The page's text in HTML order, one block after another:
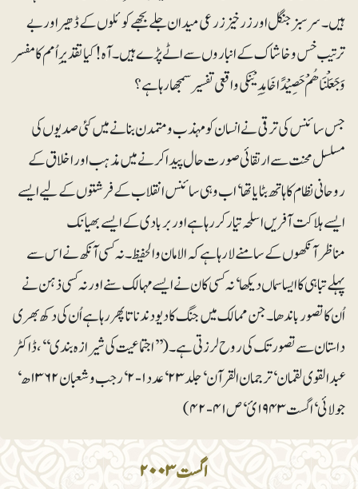
اگست ۲۰۰۳
ہیں۔ سرسبز جنگل اور زرخیززرعی میدان جلے بجھے کوئلوں کے ڈھیر اور بے
ترتیب خس و خاشاک کے انباروں سے اٹے پڑے ہیں۔ آہ! کیا تقدیرِ اُمم کا مفسر
وَجَعَلْنَاھُمْ حَصِیْدًا خَامِدِیْنکی واقعی تفسیر سمجھا رہا ہے؟
جس سائنس کی ترقی نے انسان کو مہذب و متمدن بنانے میں کئی صدیوں کی
مسلسل محنت سے ارتقائی صورت حال پیداکرنے میں مذہب اور اخلاق کے
روحانی نظام کا ہاتھ بٹایا تھا‘ اب وہی سائنس انقلاب کے فرشتوں کے لیے ایسے
ایسے ہلاکت آفریں اسلحہ تیار کر رہا ہے اور بربادی کے ایسے بھیانک
مناظرآنکھوں کے سامنے لا رہا ہے کہ الامان والحفیظ۔ نہ کسی آنکھ نے اس سے
پہلے تباہی کا ایسا سماں دیکھا‘ نہ کسی کان نے ایسے مہالک سنے اور نہ کسی ذہن نے
اُن کا تصور باندھا۔ جن ممالک میں جنگ کا دیو دندناتا پھر رہا ہے اُن کی دکھ بھری
داستان سے تصور تک کی روح لرزتی ہے۔ (’’اجتماعیت کی شیرازہ بندی‘‘، ڈاکٹر
عبدالقوی لقمان‘ ترجمان القرآن‘ جلد ۲۳‘ عدد ۱-۲‘ رجب و شعبان ۱۳۶۲ھ‘
جولائی ‘اگست ۱۹۴۳ئ‘ ص ۴۱-۴۲)